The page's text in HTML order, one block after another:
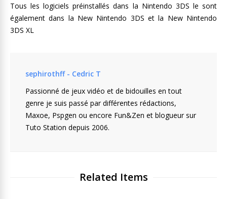
Tous les logiciels préinstallés dans la Nintendo 3DS le sont
également dans la New Nintendo 3DS et la New Nintendo
3DS XL
sephirothff - Cedric T
Passionné de jeux vidéo et de bidouilles en tout
genre je suis passé par différentes rédactions,
Maxoe, Pspgen ou encore Fun&Zen et blogueur sur
Tuto Station depuis 2006.
Related Items